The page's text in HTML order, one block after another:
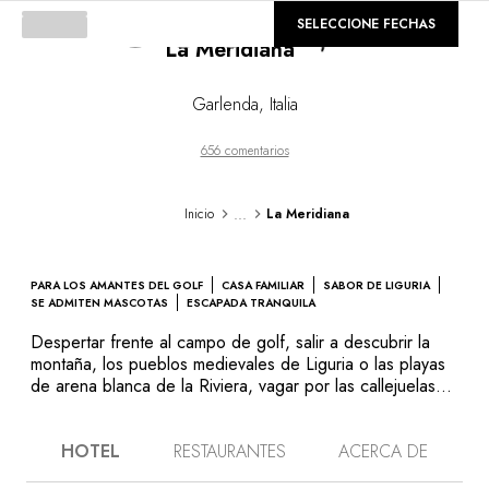
GALERÍA
La Meridiana Loading...
Garlenda, Italia
656 comentarios
Inicio ... La Meridiana
PARA LOS AMANTES DEL GOLF CASA FAMILIAR
SABOR DE LIGURIA
SE ADMITEN MASCOTAS
ESCAPADA TRANQUILA
Despertar frente al campo de golf, salir a descubrir la
montaña, los pueblos medievales de Liguria o las playas
de arena blanca de la Riviera, vagar por las callejuelas
una estancia inolvidable. En la carta, selección de
SELECCIONE FECHAS
HOTEL RESTAURANTES ACERCA DE